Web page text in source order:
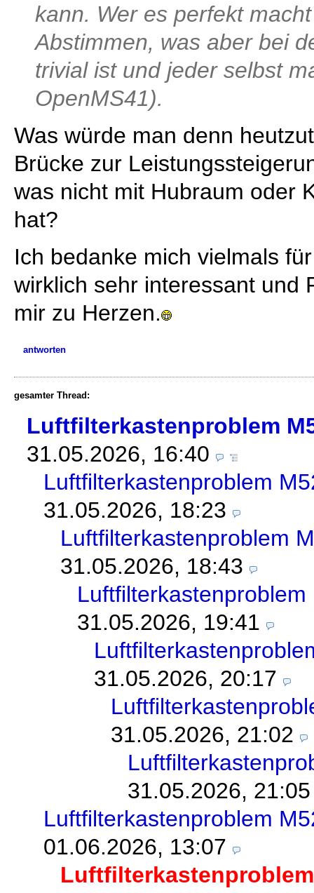
kann. Wer es perfekt
Abstimmen, was aber bei
trivial ist und jeder selbst
OpenMS41).
Was würde man denn
Brücke zur
was nicht mit Hubraum oder
hat?
Ich bedanke mich vielmals
wirklich sehr interessant und
mir zu Herzen.
antworten
gesamter Thread:
Luftfilterkastenproblem
31.05.2026, 16:40
Luftfilterkastenproblem
31.05.2026, 18:23
Luftfilterkastenproblem
31.05.2026, 18:43
31.05.2026, 19:41
31.05.2026, 20:17
31.05.2026, 21:02
31.05.2026, 21:05
Luftfilterkastenproblem
01.06.2026, 13:07